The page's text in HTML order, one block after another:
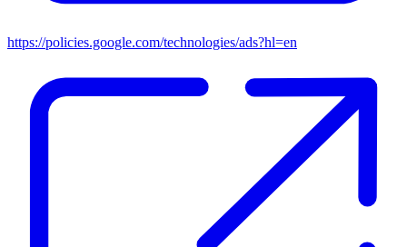
https://policies.google.com/technologies/ads?hl=en